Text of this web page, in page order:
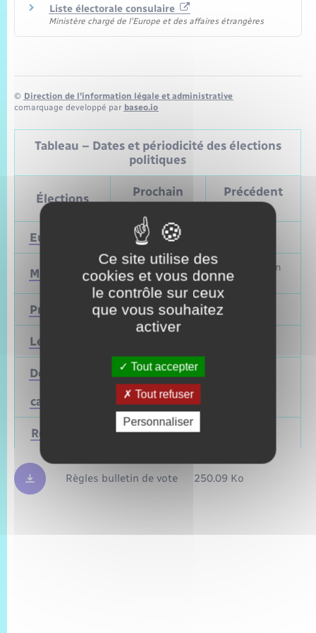
Liste électorale consulaire
Ministère chargé de l'Europe et des affaires étrangères
© Direction de l’information légale et administrative
comarquage developpé par baseo.io
Tableau – Dates et périodicité des élections
politiques
Élections
Prochain
vote
Précédent
vote
Européennes 9 juin 2024
Municipales 2026
Mars et juin
Présidentielle 2027
Législatives
Départementales
cantonales)
Mars 2028
Régionales Mars 2028
Règles bulletin de vote 250.09 Ko
Ce site utilise des
cookies et vous donne
le contrôle sur ceux
que vous souhaitez
activer
Tout accepter
Tout refuser
Personnaliser